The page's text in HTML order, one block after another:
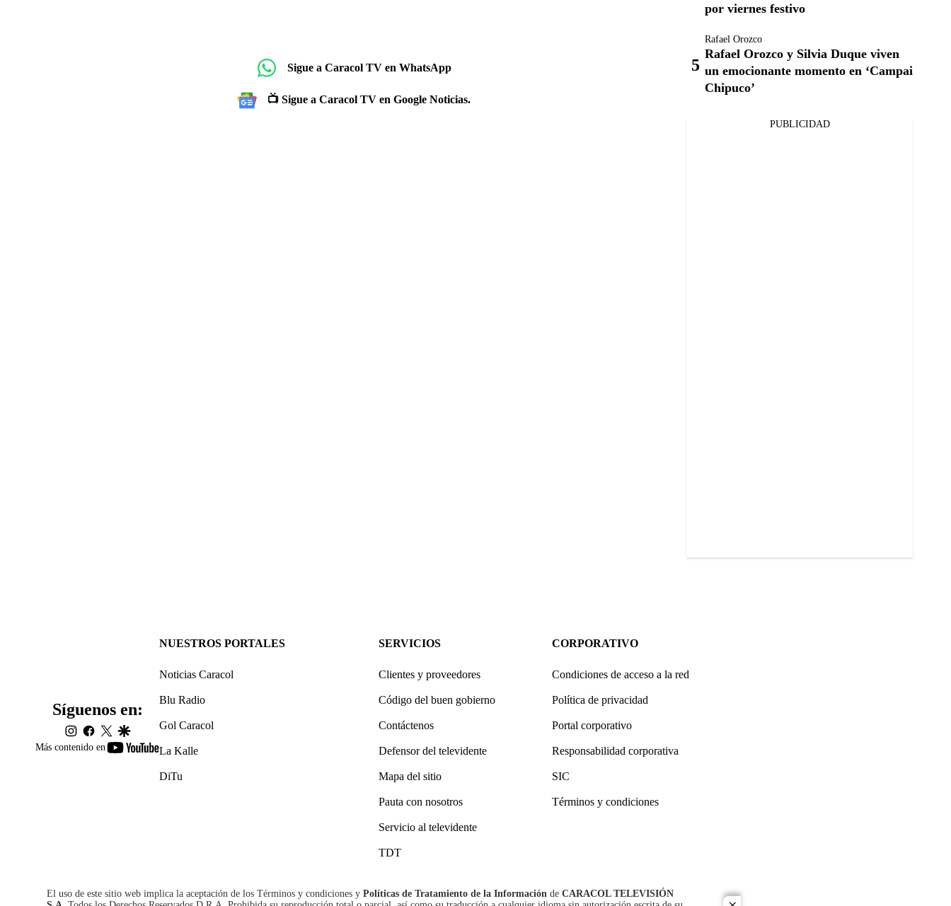
Sigue a Caracol TV en WhatsApp
📺 Sigue a Caracol TV en Google Noticias.
por viernes festivo
Rafael Orozco
Rafael Orozco y Silvia Duque viven
un emocionante momento en ‘Campai
Chipuco’
PUBLICIDAD
Más contenido en
youtube-
Síguenos en:
instagram
facebook
twittergoogle
NUESTROS PORTALES
Noticias Caracol
Blu Radio
Gol Caracol
La Kalle
DiTu
SERVICIOS
Clientes y proveedores
Código del buen gobierno
Contáctenos
Defensor del televidente
Mapa del sitio
Pauta con nosotros
Servicio al televidente
TDT
CORPORATIVO
Condiciones de acceso a la red
Política de privacidad
Portal corporativo
Responsabilidad corporativa
SIC
Términos y condiciones
El uso de este sitio web implica la aceptación de los Términos y condiciones y Políticas de Tratamiento de la Información de CARACOL TELEVISIÓN